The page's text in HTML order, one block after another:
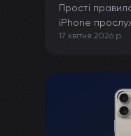
Прості
iPhone
правильної
17 квітня 2026 р.